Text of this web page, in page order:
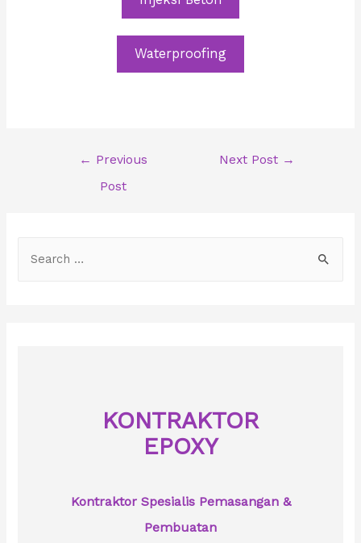
Waterproofing
Post
navigation
← Previous
Post
Next Post →
KONTRAKTOR
EPOXY
Kontraktor Spesialis Pemasangan &
Pembuatan